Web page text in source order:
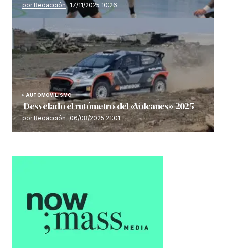
por Redacción 17/11/2025 10:26
AUTOMOVILISMO
Desvelado el rutómetro del «Volcanes» 2025
por Redacción 06/08/2025 21:01